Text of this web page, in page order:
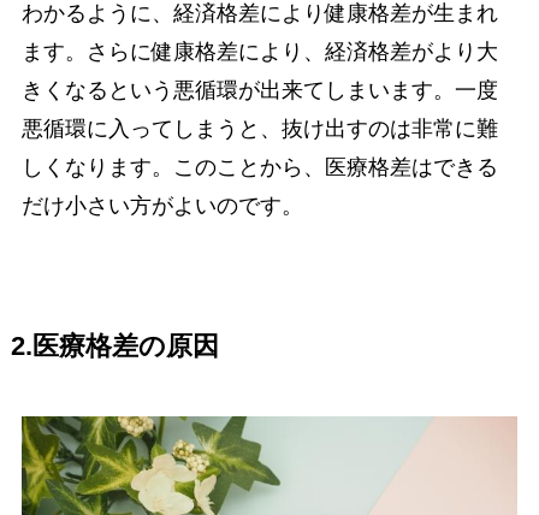
わかるように、経済格差により健康格差が生まれ
ます。さらに健康格差により、経済格差がより大
きくなるという悪循環が出来てしまいます。一度
悪循環に入ってしまうと、抜け出すのは非常に難
しくなります。このことから、医療格差はできる
だけ小さい方がよいのです。
2.医療格差の原因